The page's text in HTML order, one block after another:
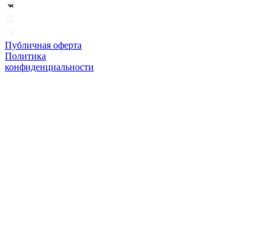
Публичная оферта
Политика
конфиденциальности